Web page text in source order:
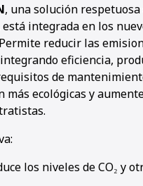
, una solución
integrada en los
reducir las
eficiencia,
de
más ecológicas y
los niveles de CO₂ y